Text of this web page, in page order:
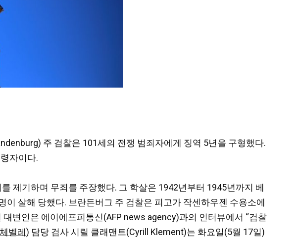
주 검찰은 101세의 전쟁 범죄자에게 징역 5년을 구형했다.
자이다.
제기하며 무죄를 주장했다. 그 학살은 1942년부터 1945년까지 베
살해 당했다. 브란든버그 주 검찰은 피고가 작센하우젠 수용소에
변인은 에이에프피통신(AFP news agency)과의 인터뷰에서 “검찰
벨레) 담당 검사 시릴 클래맨트(Cyrill Klement)는 화요일(5월 17일)